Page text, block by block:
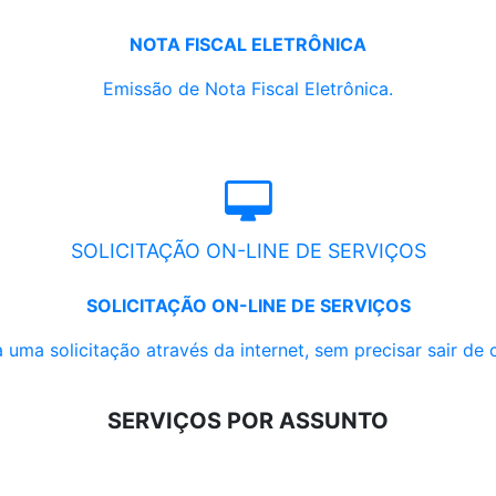
NOTA FISCAL ELETRÔNICA
Emissão de Nota Fiscal Eletrônica.
SOLICITAÇÃO ON-LINE DE SERVIÇOS
SOLICITAÇÃO ON-LINE DE SERVIÇOS
uma solicitação através da internet, sem precisar sair de
SERVIÇOS POR ASSUNTO